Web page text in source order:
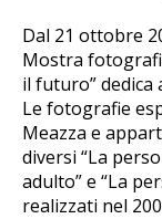
Dal 21 ottobre
Mostra
il futuro” dedica
Le fotografie
Meazza e
diversi “La
adulto” e “La
realizzati nel